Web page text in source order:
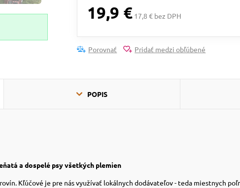
19,9 € 17,8 € bez DPH
Porovnať Pridať medzi obľúbené
POPIS
a dospelé psy všetkých plemien
Kľúčové je pre nás využívať lokálnych dodávateľov - teda miestnych